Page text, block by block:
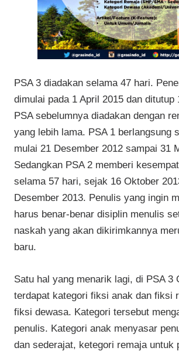
PSA 3 diadakan selama 47 hari.
dimulai pada 1 April 2015 dan ditutup
PSA sebelumnya diadakan dengan
yang lebih lama. PSA 1 berlangsung
mulai 21 Desember 2012 sampai 31
Sedangkan PSA 2 memberi
selama 57 hari, sejak 16 Oktober
Desember 2013. Penulis yang ingin
harus benar-benar disiplin menulis
naskah yang akan dikirimkannya
baru.
Satu hal yang menarik lagi, di PSA 3
terdapat kategori fiksi anak dan fiksi
fiksi dewasa. Kategori tersebut
penulis. Kategori anak menyasar
dan sederajat, ketegori remaja untuk